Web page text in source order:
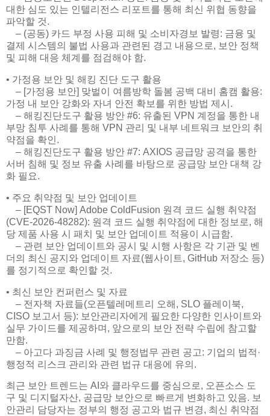
대한 심도 있는 인텔리전스 리포트를 통해 최신 위협 동향을
파악할 것.
– (공동) 카드 부정 사용 피해 및 소비자경보 발령: 금융 및
결제 시스템의 불법 사용과 관련된 경고 내용으로, 보안 정책
및 피해 대응 체계를 점검해야 함.
• 가정용 보안 및 해킹 진단 도구 활용
– [가정용 보안] 맞벌이 여름방학 돌봄 공백 대비 홈캠 활용:
가정 내 보안 강화와 자녀 안전 확보를 위한 방법 제시.
– 해킹진단도구 활용 방안 #6: 유출된 VPN 계정을 통한 내
부망 침투 사례를 통해 VPN 관리 및 내부 네트워크 보안의 취
약점을 확인.
– 해킹진단도구 활용 방안 #7: AXIOS 공급망 공격을 통한
서버 침해 및 정보 유출 사례를 바탕으로 공급망 보안 대책 강
화 필요.
• 주요 취약점 및 보안 업데이트
– [EQST Now] Adobe ColdFusion 원격 코드 실행 취약점
(CVE-2026-48282): 원격 코드 실행 취약점에 대한 정보로, 해
당 제품 사용 시 패치 및 보안 업데이트 적용이 시급함.
– 관련 보안 업데이트와 공시 및 시행 사항은 각 기관 및 벤
더의 최신 공지와 업데이트 자료(웹사이트, GitHub 저장소 등)
를 정기적으로 확인할 것.
• 최신 보안 컨퍼런스 및 자료
– 전자책 자료들(오픈텔레메트리 오해, SLO 플레이북,
CISO 보고서 등): 보안관리자에게 필요한 다양한 인사이트와
실무 가이드를 제공하며, 앞으로의 보안 전략 수립에 참고할
만함.
– 아고다 과징금 사례 및 행정법무 관련 공고: 기업의 법적·
행정적 리스크 관리와 관련 법규 대응에 유의.
최근 보안 트렌드는 AI와 클라우드를 중심으로, 오픈소스 도
구 및 디지털자산, 공급망 보안으로 빠르게 변화하고 있음. 보
안관리 담당자는 정부의 행정 공고와 법규 변경, 최신 취약점